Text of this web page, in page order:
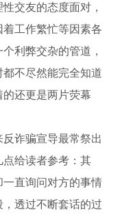
交友的态度面对，
工作繁忙等因素各
利弊交杂的管道，
不尽然能完全知道
还更是两片荧幕
诈骗宣导最常祭出
给读者参考：其
直询问对方的事情
透过不断套话的过